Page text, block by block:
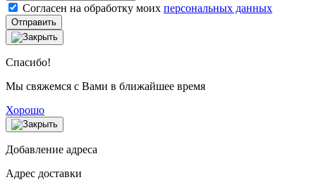
Согласен на обработку моих персональных данных
Отправить
Спасибо!
Мы свяжемся с Вами в ближайшее время
Хорошо
Добавление адреса
Адрес доставки